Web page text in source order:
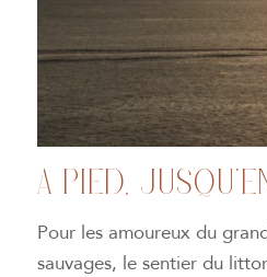
A PIED,
Pour les amoureux du
sauvages, le sentier du